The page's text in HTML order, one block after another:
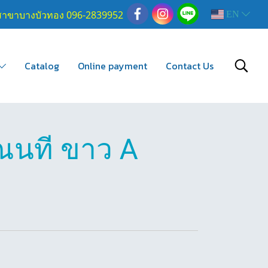
ขาบางบัวทอง 096-2839952 EN
Catalog Online payment Contact Us
นที ขาว A